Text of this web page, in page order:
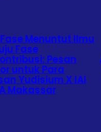
Menuntut Ilmu
Fase
Pesan
untuk Para
Yudisium X IAI
Makassar